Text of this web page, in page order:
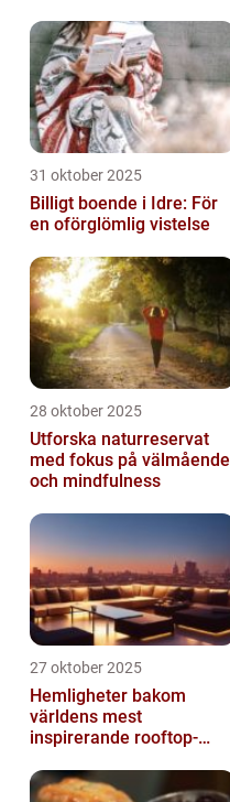
31 oktober 2025
Billigt boende i Idre: För
en oförglömlig vistelse
28 oktober 2025
Utforska naturreservat
med fokus på välmående
och mindfulness
27 oktober 2025
Hemligheter bakom
världens mest
inspirerande rooftop-